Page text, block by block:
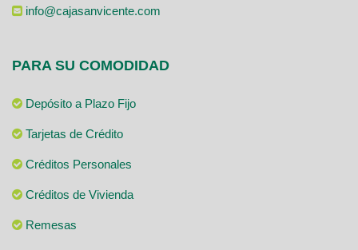
info@cajasanvicente.com
PARA SU COMODIDAD
Depósito a Plazo Fijo
Tarjetas de Crédito
Créditos Personales
Créditos de Vivienda
Remesas